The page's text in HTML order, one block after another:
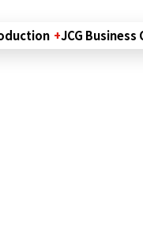
JCG Business